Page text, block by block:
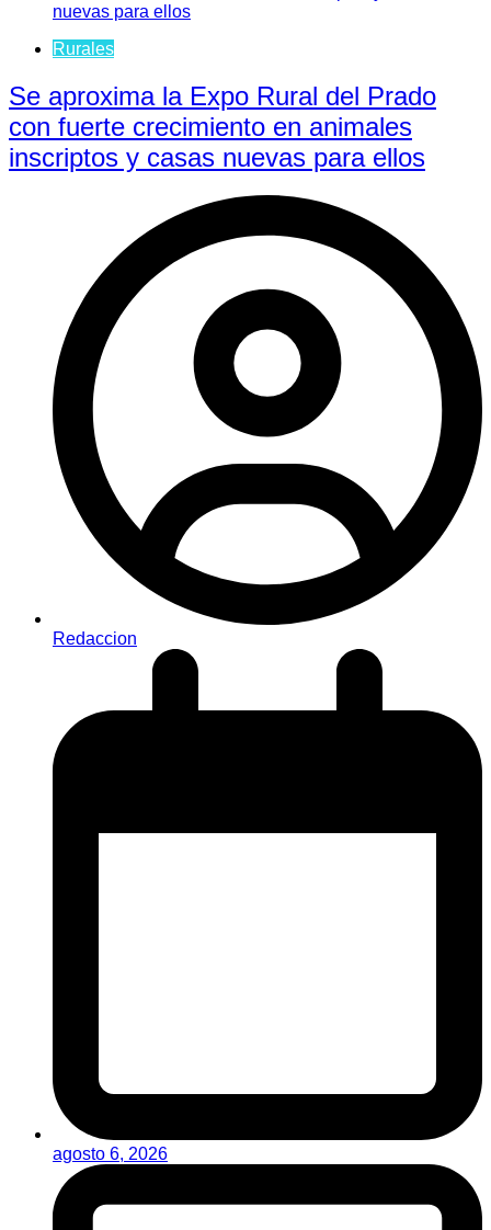
Rurales
Se aproxima la Expo Rural del Prado
con fuerte crecimiento en animales
inscriptos y casas nuevas para ellos
Redaccion
agosto 6, 2026